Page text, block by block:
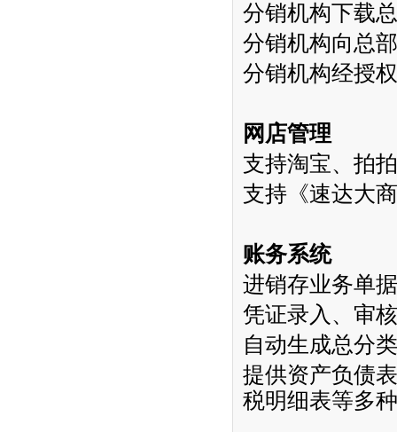
分销机构下载
分销机构向总
分销机构经授
网店管理
支持淘宝、拍
支持《速达大
账务系统
进销存业务单
凭证录入、审
自动生成总分
提供资产负债
税明细表等多